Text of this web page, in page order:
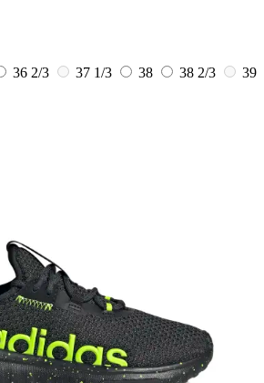
36 2/3 37 1/3 38 38 2/3
39